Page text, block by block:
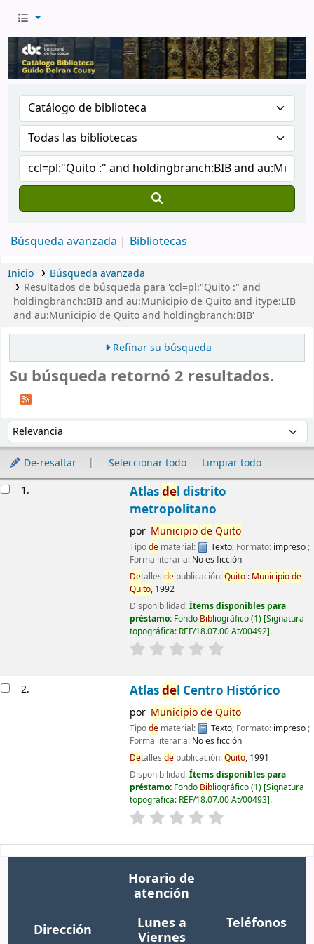
Búsqueda avanzada Bibliotecas
Inicio
Búsqueda avanzada
Resultados de búsqueda para 'ccl=pl:"Quito :" and
holdingbranch:BIB and au:Municipio de Quito and itype:LIB
and au:Municipio de Quito and holdingbranch:BIB'
Refinar su búsqueda
Su búsqueda retornó 2 resultados.
Ordenar por:
De-resaltar Seleccionar todo Limpiar todo
1. Atlasdel distrito
metropolitano
por MunicipiodeQuito
Tipodematerial: Texto; Formato: impreso;
Forma literaria: No es ficción
Detalles depublicación:Quito: Municipiode
Quito, 1992
Disponibilidad:Ítems disponibles para
préstamo: Fondo Bibliográfico(1) Signatura
topográfica: REF/18.07.00 At/00492 .
2. Atlasdel Centro Histórico
por MunicipiodeQuito
Tipodematerial: Texto; Formato: impreso;
Forma literaria: No es ficción
Detalles depublicación:Quito, 1991
Disponibilidad:Ítems disponibles para
préstamo: Fondo Bibliográfico(1) Signatura
topográfica: REF/18.07.00 At/00493 .
Dirección
Horario de
atención
Lunes a
Viernes
Teléfonos